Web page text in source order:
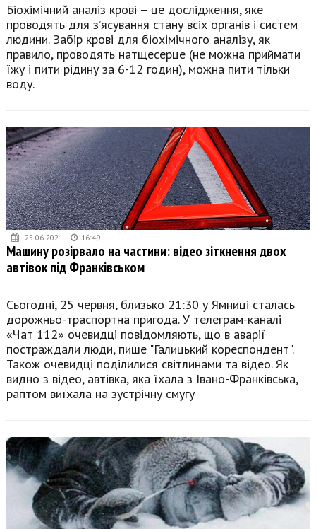
Біохімічний аналіз крові – це дослідження, яке
проводять для з’ясування стану всіх органів і систем
людини. Забір крові для біохімічного аналізу, як
правило, проводять натщесерце (не можна приймати
їжу і пити рідину за 6-12 годин), можна пити тільки
воду.
25.06.2021 16:49
Машину розірвало на частини: відео зіткнення двох
автівок під Франківськом
Сьогодні, 25 червня, близько 21:30 у Ямниці сталась
дорожньо-траспортна пригода. У телеграм-каналі
«Чат 112» очевидці повідомляють, що в аварії
постраждали люди, пише "Галицький кореспондент".
Також очевидці поділилися світлинами та відео. Як
видно з відео, автівка, яка їхала з Івано-Франківська,
раптом виїхала на зустрічну смугу